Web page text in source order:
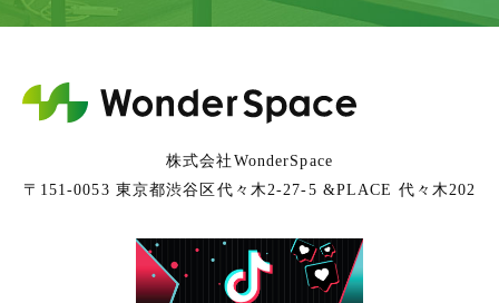
株式会社WonderSpace
〒151-0053 東京都渋谷区代々木2-27-5 &PLACE 代々木202